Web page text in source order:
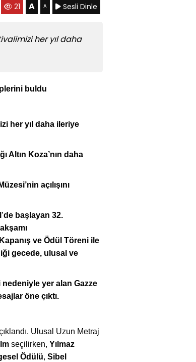
21 A A Sesli Dinle
her yıl daha
buldu
her yıl daha ileriye
Altın Koza’nın daha
açılışını
’de başlayan 32.
ve Ödü l Töreni ile
gecede, ulusal ve
yer alan Gazze
öne çıktı.
Ulusal Uzun Metraj
seçilirken, Yılmaz
Ödülü, Sibel